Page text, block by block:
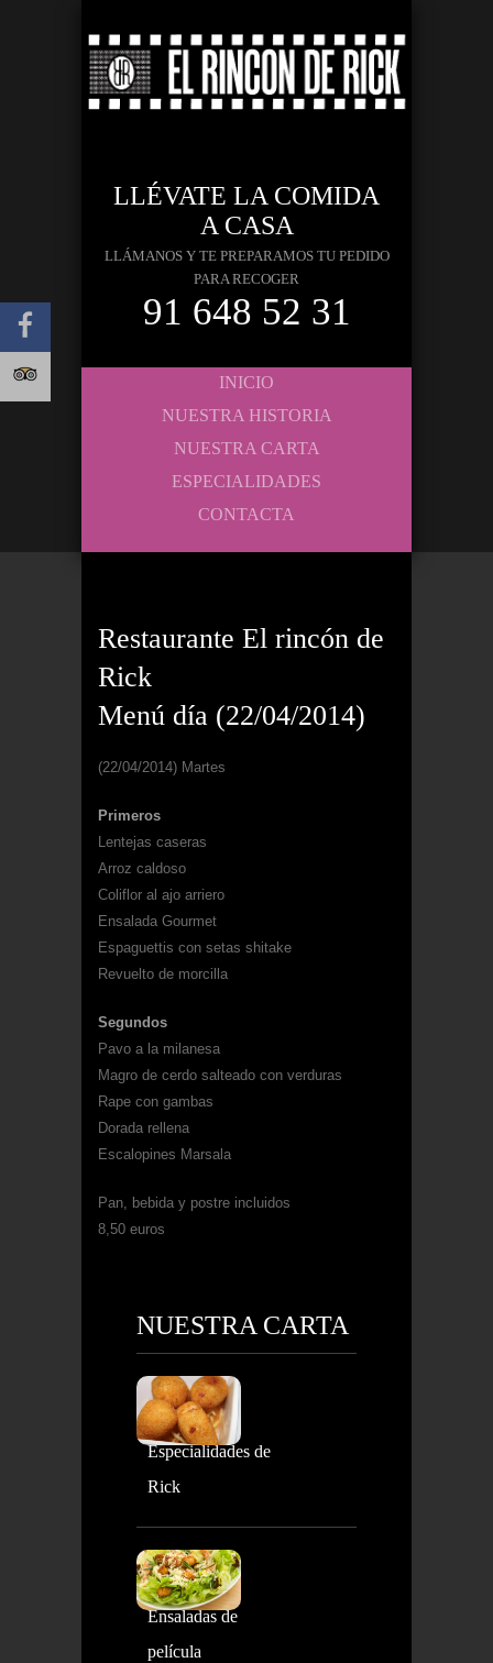
LLÉVATE LA COMIDA
A CASA
LLÁMANOS Y TE PREPARAMOS TU PEDIDO
PARA RECOGER
91 648 52 31
INICIO
NUESTRA HISTORIA
NUESTRA CARTA
ESPECIALIDADES
CONTACTA
Restaurante El rincón de
Rick
Menú día (22/04/2014)
(22/04/2014) Martes
Primeros
Lentejas caseras
Arroz caldoso
Coliflor al ajo arriero
Ensalada Gourmet
Espaguettis con setas shitake
Revuelto de morcilla
Segundos
Pavo a la milanesa
Magro de cerdo salteado con verduras
Rape con gambas
Dorada rellena
Escalopines Marsala
Pan, bebida y postre incluidos
8,50 euros
NUESTRA CARTA
Especialidades de
Rick
Ensaladas de
película